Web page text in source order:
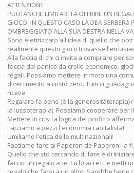
ATTENZIONE
PUOI ANCHE LIMITARTI A OFFRIRE UN
GIOCO. IN QUESTO CASO LA DEA SERBERà
OMBREGGIATO ALLA SUA DESTRA NELLA
Sono elettrizzato all'idea di quello che
realmente questo gioco trovasse
Alla faccia di chi ci invita a comprare per
faccia del panico da crollo economico,
regali. Possiamo mettere in moto una
divertimento a costo zero. Tutti ci
riceve.
Regalare fa bene (è la generositàterapia)
la lussoterapia). Possiamo cooperare per
Mettere in crisi la logica del profitto
Facciamo a pezzi l'economia capitalista!
Umiliamo l'etica delle multinazionali!
Facciamo fare ai Paperon de Paperoni la
Quello che sto cercando di fare è di
faccio un regalo a te. Tu lo accetti e metti